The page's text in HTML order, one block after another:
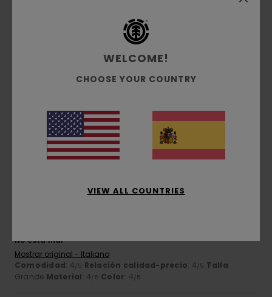
5/5
14. abril 2026
Compra verificada
Comodidad: 4/5 Relación calidad-precio: 5/5 Talla
PequeñoMaterial: 5/5 Color
Recomiendo este producto
No está mal
Mostrar original - Italiano
Comodidad: 4/5 Relación calidad-precio: 4/5 Talla:
Grande Material: 4/5 Color: 4/5
WELCOME!
CHOOSE YOUR COUNTRY
VIEW ALL COUNTRIES